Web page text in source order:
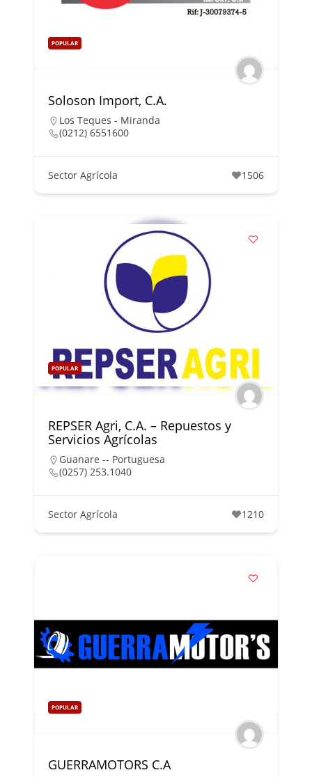
POPULAR
Soloson Import, C.A.
Los Teques - Miranda
(0212) 6551600
Sector Agrícola 1506
POPULAR
REPSER Agri, C.A. – Repuestos y
Servicios Agrícolas
Guanare -- Portuguesa
(0257) 253.1040
Sector Agrícola 1210
POPULAR
GUERRAMOTORS C.A